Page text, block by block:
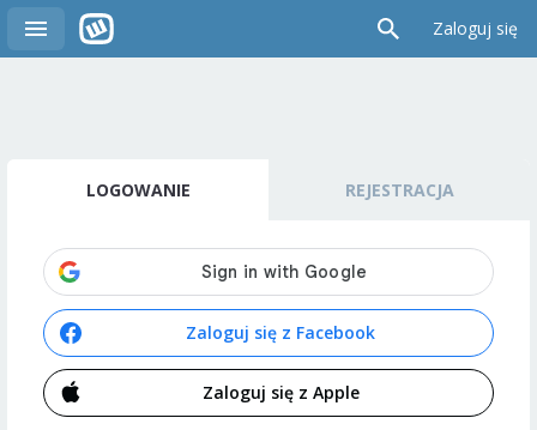
Zaloguj się
LOGOWANIE REJESTRACJA
Zaloguj się z Facebook
Zaloguj się z Apple